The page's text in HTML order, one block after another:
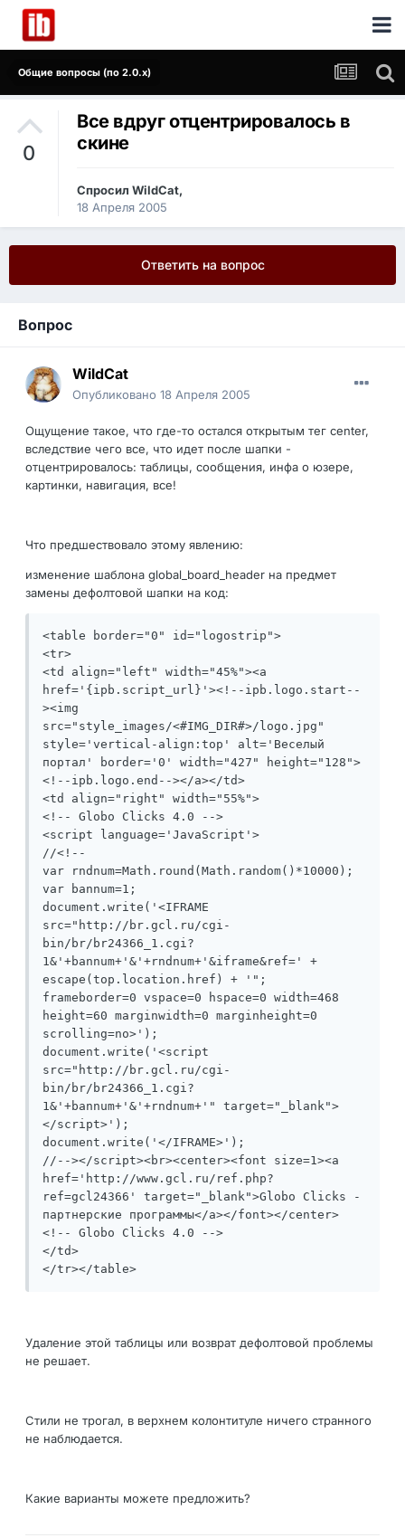
Общие вопросы (по 2.0.x)
0
Все вдруг отцентрировалось в
скине
Спросил WildCat,
18 Апреля 2005
Ответить на вопрос
Вопрос
WildCat
Опубликовано 18 Апреля 2005
Ощущение такое, что где-то остался открытым тег center,
вследствие чего все, что идет после шапки -
отцентрировалось: таблицы, сообщения, инфа о юзере,
картинки, навигация, все!
Что предшествовало этому явлению:
изменение шаблона global_board_header на предмет
замены дефолтовой шапки на код:
<table border="0" id="logostrip">
<tr>
<td align="left" width="45%"><a
href='{ipb.script_url}'><!--ipb.logo.start--
><img
src="style_images/<#IMG_DIR#>/logo.jpg"
style='vertical-align:top' alt='Веселый
портал' border='0' width="427" height="128">
<!--ipb.logo.end--></a></td>
<td align="right" width="55%">
<!-- Globo Clicks 4.0 -->
<script language='JavaScript'>
//<!--
var rndnum=Math.round(Math.random()*10000);
var bannum=1;
document.write('<IFRAME
src="http://br.gcl.ru/cgi-
bin/br/br24366_1.cgi?
1&'+bannum+'&'+rndnum+'&iframe&ref=' +
escape(top.location.href) + '";
frameborder=0 vspace=0 hspace=0 width=468
height=60 marginwidth=0 marginheight=0
scrolling=no>');
document.write('<script
src="http://br.gcl.ru/cgi-
bin/br/br24366_1.cgi?
1&'+bannum+'&'+rndnum+'" target="_blank">
</script>');
document.write('</IFRAME>');
//--></script><br><center><font size=1><a
href='http://www.gcl.ru/ref.php?
ref=gcl24366' target="_blank">Globo Clicks -
партнерские программы</a></font></center>
<!-- Globo Clicks 4.0 -->
</td>
</tr></table>
Удаление этой таблицы или возврат дефолтовой проблемы
не решает.
Стили не трогал, в верхнем колонтитуле ничего странного
не наблюдается.
Какие варианты можете предложить?